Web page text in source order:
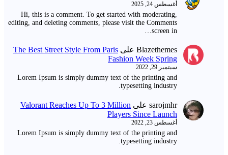
أغسطس 24, 2025
Hi, this is a comment. To get started with moderating,
editing, and deleting comments, please visit the Comments
screen in…
Blazethemes على The Best Street Style From Paris
Fashion Week Spring
سبتمبر 29, 2022
Lorem Ipsum is simply dummy text of the printing and
typesetting industry.
sarojmhr على Valorant Reaches Up To 3 Million
Players Since Launch
أغسطس 23, 2022
Lorem Ipsum is simply dummy text of the printing and
typesetting industry.